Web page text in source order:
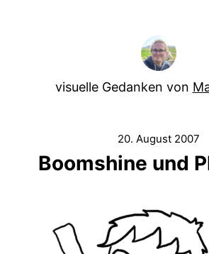
visuelle Gedanken von
20. August 2007
Boomshine und